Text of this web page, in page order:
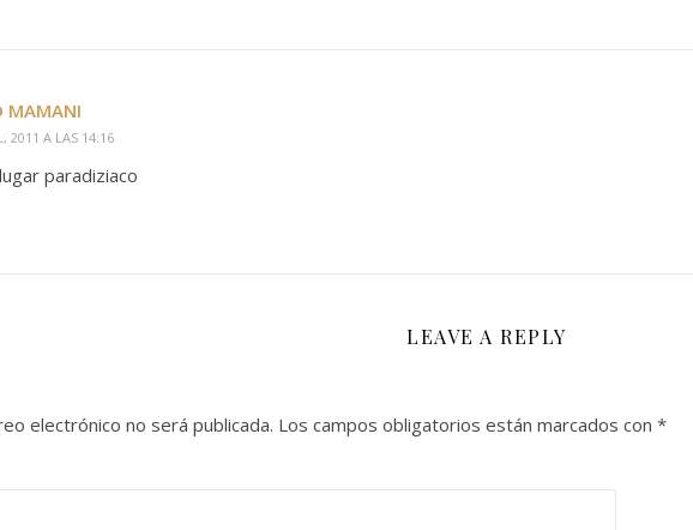
MAMANI
2011 A LAS 14:16
paradiziaco
LEAVE A REPLY
electrónico no será publicada. Los campos obligatorios están marcados con *